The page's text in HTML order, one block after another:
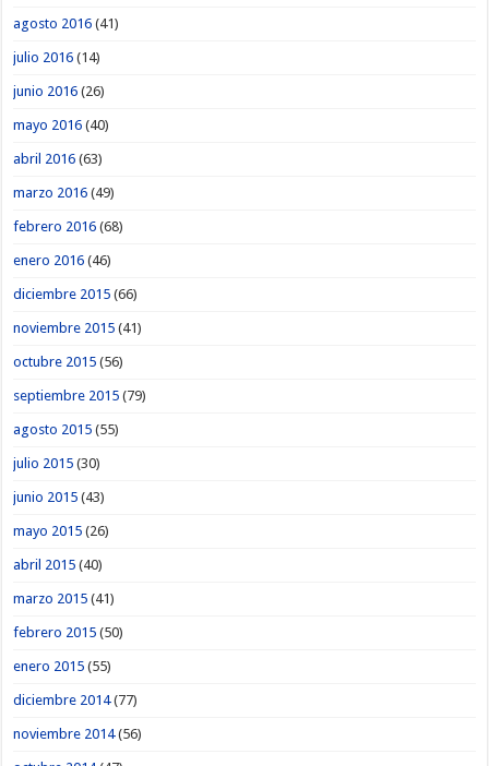
agosto 2016 (41)
julio 2016 (14)
junio 2016 (26)
mayo 2016 (40)
abril 2016 (63)
marzo 2016 (49)
febrero 2016 (68)
enero 2016 (46)
diciembre 2015 (66)
noviembre 2015 (41)
octubre 2015 (56)
septiembre 2015 (79)
agosto 2015 (55)
julio 2015 (30)
junio 2015 (43)
mayo 2015 (26)
abril 2015 (40)
marzo 2015 (41)
febrero 2015 (50)
enero 2015 (55)
diciembre 2014(77)
noviembre 2014(56)